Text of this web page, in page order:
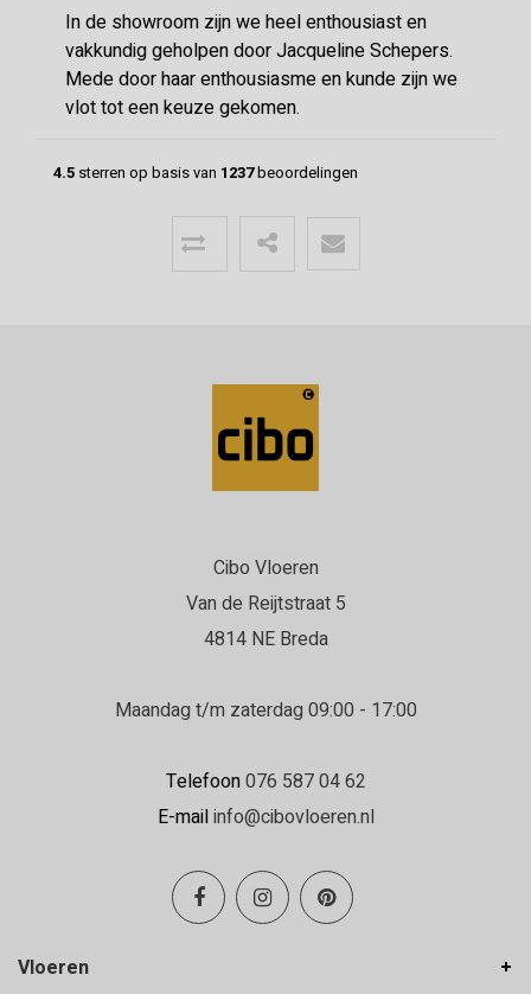
In de showroom zijn we heel enthousiast en
vakkundig geholpen door Jacqueline Schepers.
Mede door haar enthousiasme en kunde zijn we
vlot tot een keuze gekomen.
afleveren van de vloer en het terugbrengen van
overgebleven pakken. Een deskundige partij
waar klanttevredenheid hoog in het vaadel staat,
vloer, en de vloerenlegger was zeer deskundig
en heeft de vloer boven en beneden netjes
4.5 sterren op basis van 1237beoordelingen
Cibo Vloeren
Van de Reijtstraat 5
4814 NE Breda
Maandag t/m zaterdag 09:00 - 17:00
Telefoon076 587 04 62
E-mailinfo@cibovloeren.nl
Vloeren